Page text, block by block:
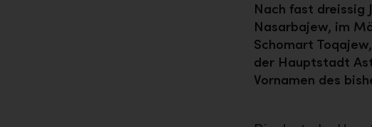
Nach fast dreissig
Nasarbajew, im
Schomart
der Hauptstadt
Vornamen des